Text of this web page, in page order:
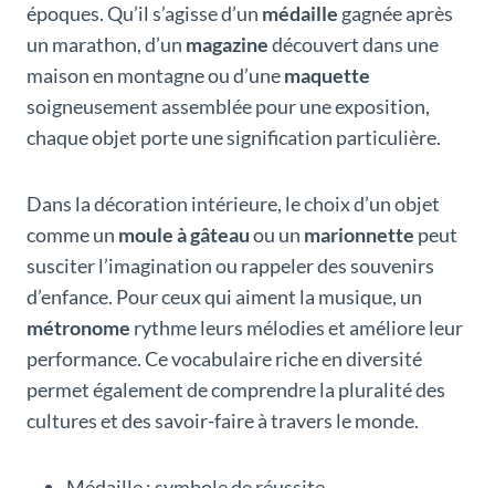
époques. Qu’il s’agisse d’un médaille gagnée après
un marathon, d’un magazinedécouvert dans une
maison en montagne ou d’unemaquette
soigneusement assemblée pour une exposition,
chaque objet porte une signification particulière.
Dans la décoration intérieure, le choix d’un objet
comme un moule à gâteauou un marionnette peut
susciter l’imagination ou rappeler des souvenirs
d’enfance. Pour ceux qui aiment la musique, un
métronome rythme leurs mélodies et améliore leur
performance. Ce vocabulaire riche en diversité
permet également de comprendre la pluralité des
cultures et des savoir-faire à travers le monde.